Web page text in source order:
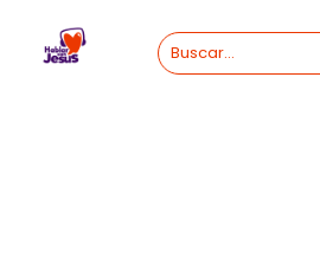
content